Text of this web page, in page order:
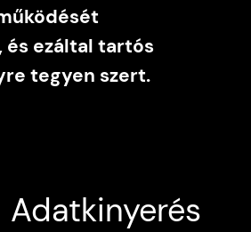
és ezáltal tartós
tegyen szert.
Adatkinyerés